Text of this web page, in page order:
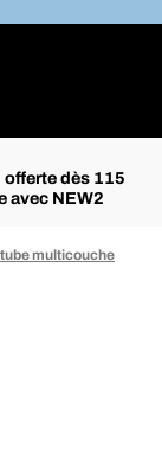
dès 115
avec NEW2
multicouche